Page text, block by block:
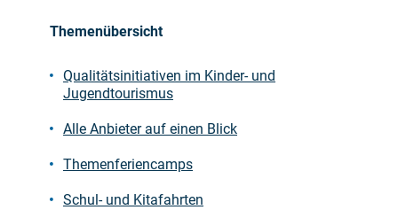
Themenübersicht
Qualitätsinitiativen im Kinder- und
Jugendtourismus
Alle Anbieter auf einen Blick
Themenferiencamps
Schul- und Kitafahrten